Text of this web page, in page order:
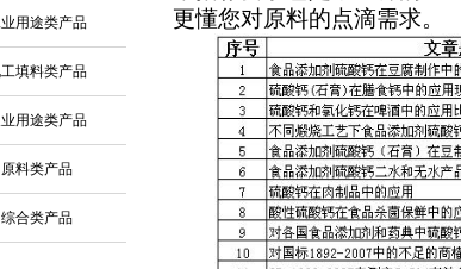
用途类产品
填料类产品
用途类产品
原料类产品
综合类产品
更懂您对原料的点滴需求。